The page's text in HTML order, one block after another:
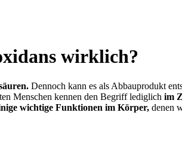
wirklich?
Dennoch kann es als Abbauprodukt
Menschen kennen den Begriff lediglich im
wichtige Funktionen im Körper, denen